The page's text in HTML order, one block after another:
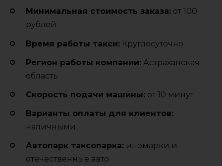
Минимальная стоимость заказа: от 100
рублей
Время работы такси: Круглосуточно
Регион работы компании: Астраханская
область
Cкорость подачи машины: от 10 минут
Варианты оплаты для клиентов:
наличными
Автопарк таксопарка: иномарки и
отечественные авто